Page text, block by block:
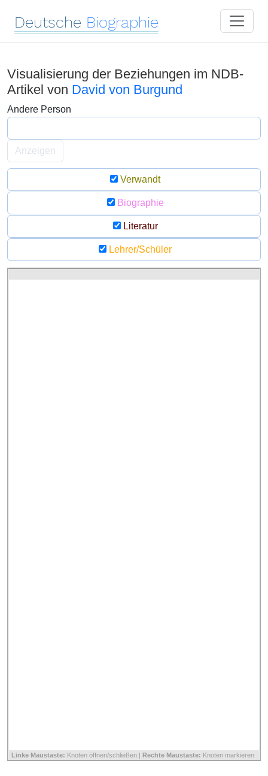
Deutsche Biographie
Visualisierung der Beziehungen im NDB-
Artikel von David von Burgund
Andere Person
Anzeigen
Verwandt
Biographie
Literatur
Lehrer/Schüler
Linke Maustaste: Knoten öffnen/schließen | Rechte Maustaste: Knoten markieren